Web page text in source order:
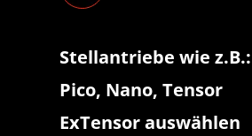
Stellantriebe wie z.B.:
Pico, Nano, Tensor
ExTensor auswählen